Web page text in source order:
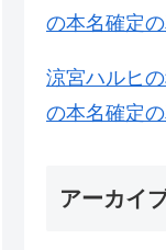
の本名確定
涼宮ハルヒ
の本名確定
アーカイ